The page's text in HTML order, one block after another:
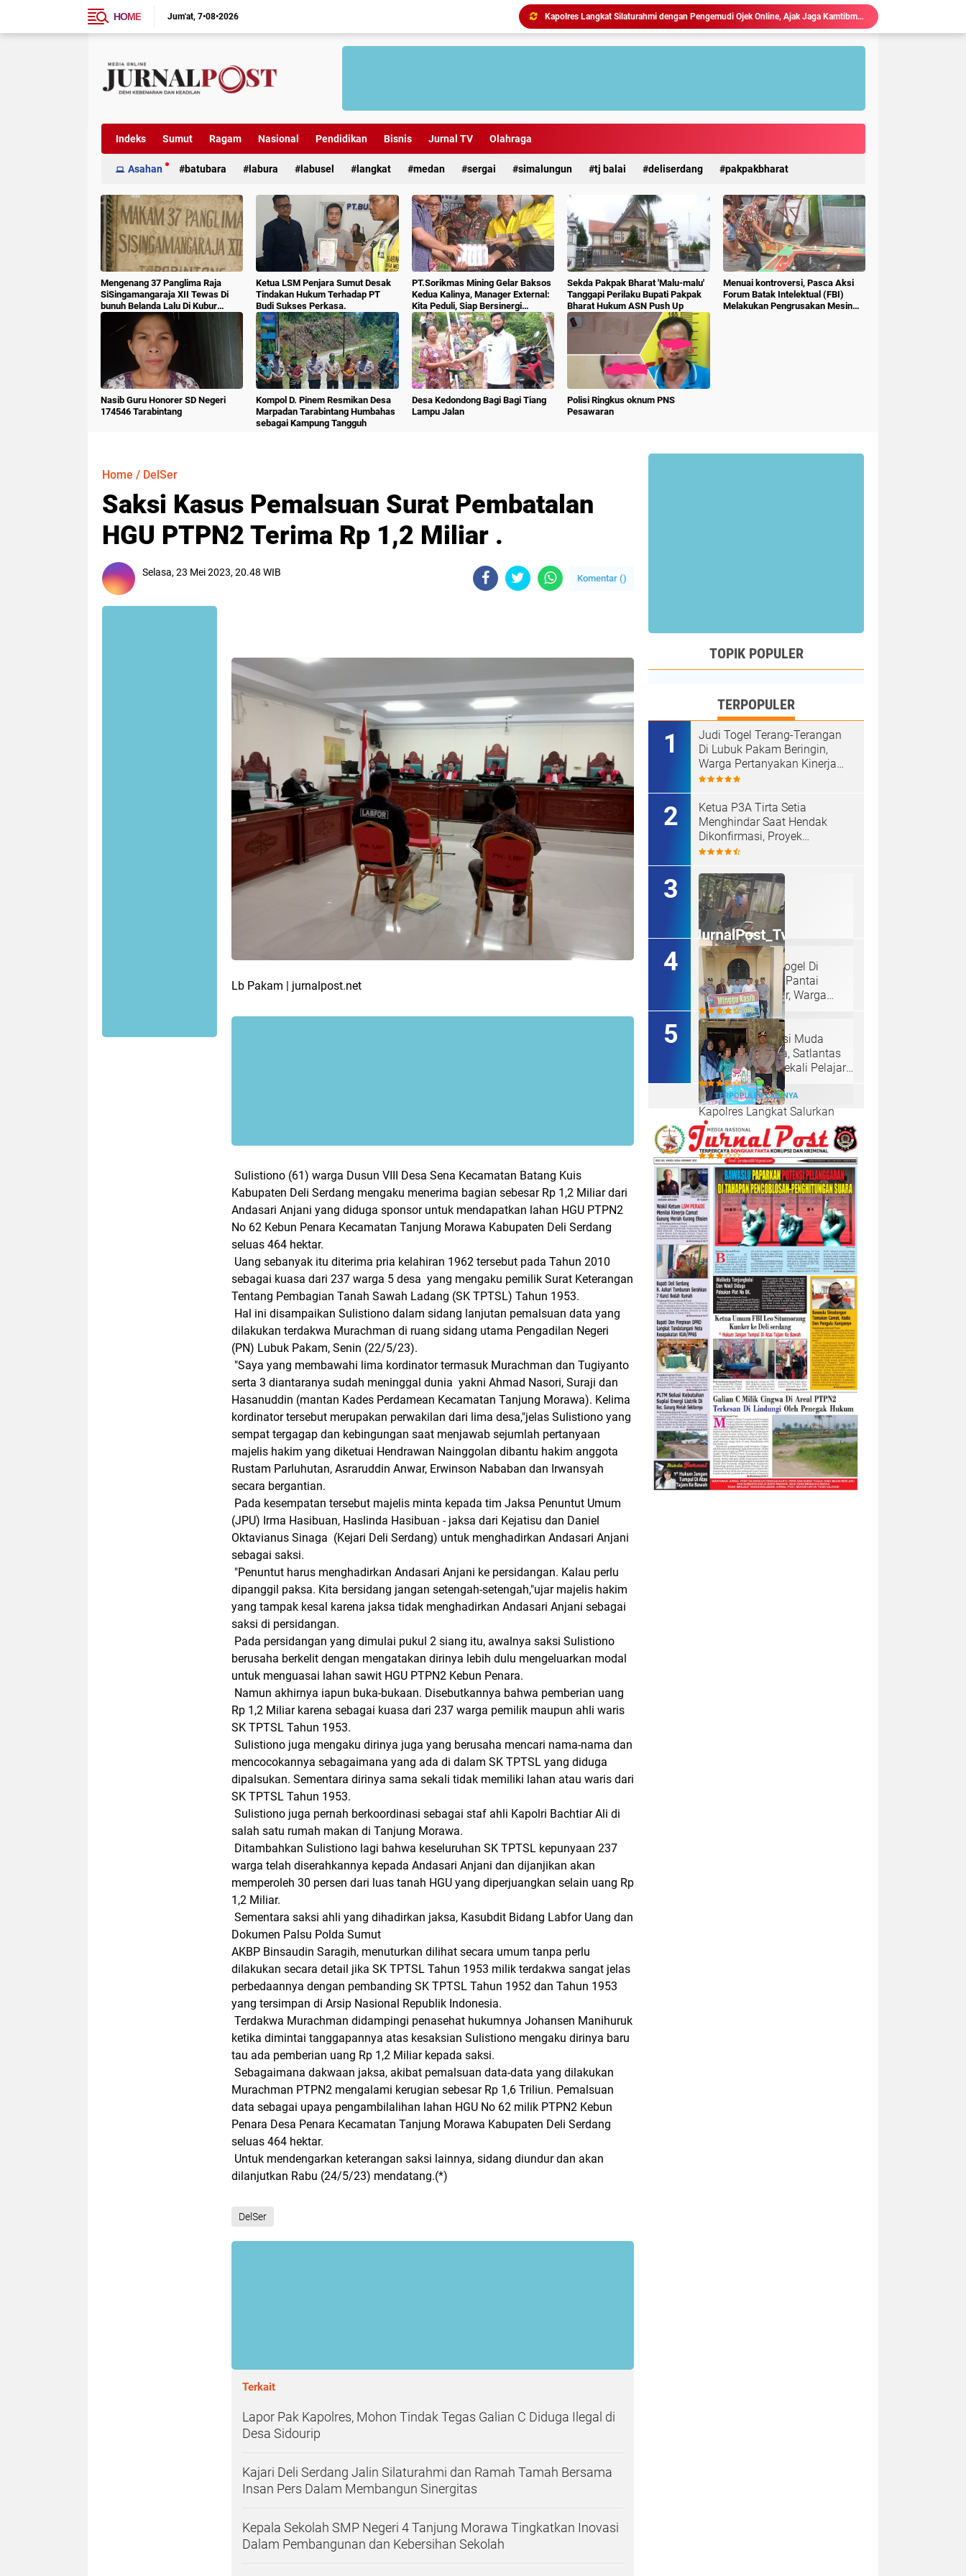
HOME Jum'at 7•08•2026 Kapolres Langkat Silaturahmi dengan Pengemudi Ojek Online, Ajak Jaga Kamtibmas Jelang HUT RI.
Ketua P3A Tirta Setia Menghindar Saat Hendak Dikonfirmasi, Proyek Pembangunan Irigasi Diduga Mark Up
Polsek Kuala Gelar Jumat curhat, Serap Aspirasi dan Perkuat Kedekatan dengan Masyarakat.
Kapolres Langkat Salurkan Bantuan untuk Korban Banjir di Besitang Pastikan Polri Hadir di Tengah Masyarakat.
Indeks Sumut Ragam Nasional Pendidikan Bisnis Jurnal TV Olahraga
Asahan batubara labura labusel langkat medan sergai simalungun tj balai deliserdang pakpakbharat
Mengenang 37 Panglima Raja
SiSingamangaraja XII Tewas Di
bunuh Belanda Lalu Di Kubur
Massal Oleh Masyarakat
Ketua LSM Penjara Sumut Desak
Tindakan Hukum Terhadap PT
Budi Sukses Perkasa.
PT.Sorikmas Mining Gelar Baksos
Kedua Kalinya, Manager External:
Kita Peduli, Siap Bersinergi
Dengan Pemda & Masyarakat.
Sekda Pakpak Bharat 'Malu-malu'
Tanggapi Perilaku Bupati Pakpak
Bharat Hukum ASN Push Up
Menuai kontroversi, Pasca Aksi
Forum Batak Intelektual (FBI)
Melakukan Pengrusakan Mesin
Nasib Guru Honorer SD Negeri
174546 Tarabintang
Kompol D. Pinem Resmikan Desa
Marpadan Tarabintang Humbahas
sebagai Kampung Tangguh
Desa Kedondong Bagi Bagi Tiang
Lampu Jalan
Polisi Ringkus oknum PNS
Pesawaran
Home / DelSer
Saksi Kasus Pemalsuan Surat Pembatalan
HGU PTPN2 Terima Rp 1,2 Miliar .
Selasa, 23 Mei 2023, 20.48 WIB
Komentar ()
Lb Pakam | jurnalpost.net
Sulistiono (61) warga Dusun VIII Desa Sena Kecamatan Batang Kuis
Kabupaten Deli Serdang mengaku menerima bagian sebesar Rp 1,2 Miliar dari
Andasari Anjani yang diduga sponsor untuk mendapatkan lahan HGU PTPN2
No 62 Kebun Penara Kecamatan Tanjung Morawa Kabupaten Deli Serdang
seluas 464 hektar.
Uang sebanyak itu diterima pria kelahiran 1962 tersebut pada Tahun 2010
sebagai kuasa dari 237 warga 5 desa yang mengaku pemilik Surat Keterangan
Tentang Pembagian Tanah Sawah Ladang (SK TPTSL) Tahun 1953.
Hal ini disampaikan Sulistiono dalam sidang lanjutan pemalsuan data yang
dilakukan terdakwa Murachman di ruang sidang utama Pengadilan Negeri
(PN) Lubuk Pakam, Senin (22/5/23).
"Saya yang membawahi lima kordinator termasuk Murachman dan Tugiyanto
serta 3 diantaranya sudah meninggal dunia yakni Ahmad Nasori, Suraji dan
Hasanuddin (mantan Kades Perdamean Kecamatan Tanjung Morawa). Kelima
kordinator tersebut merupakan perwakilan dari lima desa,"jelas Sulistiono yang
sempat tergagap dan kebingungan saat menjawab sejumlah pertanyaan
majelis hakim yang diketuai Hendrawan Nainggolan dibantu hakim anggota
Rustam Parluhutan, Asraruddin Anwar, Erwinson Nababan dan Irwansyah
secara bergantian.
Pada kesempatan tersebut majelis minta kepada tim Jaksa Penuntut Umum
(JPU) Irma Hasibuan, Haslinda Hasibuan - jaksa dari Kejatisu dan Daniel
Oktavianus Sinaga (Kejari Deli Serdang) untuk menghadirkan Andasari Anjani
sebagai saksi.
"Penuntut harus menghadirkan Andasari Anjani ke persidangan. Kalau perlu
dipanggil paksa. Kita bersidang jangan setengah-setengah,"ujar majelis hakim
yang tampak kesal karena jaksa tidak menghadirkan Andasari Anjani sebagai
saksi di persidangan.
Pada persidangan yang dimulai pukul 2 siang itu, awalnya saksi Sulistiono
berusaha berkelit dengan mengatakan dirinya lebih dulu mengeluarkan modal
untuk menguasai lahan sawit HGU PTPN2 Kebun Penara.
Namun akhirnya iapun buka-bukaan. Disebutkannya bahwa pemberian uang
Rp 1,2 Miliar karena sebagai kuasa dari 237 warga pemilik maupun ahli waris
SK TPTSL Tahun 1953.
Sulistiono juga mengaku dirinya juga yang berusaha mencari nama-nama dan
mencocokannya sebagaimana yang ada di dalam SK TPTSL yang diduga
dipalsukan. Sementara dirinya sama sekali tidak memiliki lahan atau waris dari
SK TPTSL Tahun 1953.
Sulistiono juga pernah berkoordinasi sebagai staf ahli Kapolri Bachtiar Ali di
salah satu rumah makan di Tanjung Morawa.
Ditambahkan Sulistiono lagi bahwa keseluruhan SK TPTSL kepunyaan 237
warga telah diserahkannya kepada Andasari Anjani dan dijanjikan akan
memperoleh 30 persen dari luas tanah HGU yang diperjuangkan selain uang Rp
1,2 Miliar.
Sementara saksi ahli yang dihadirkan jaksa, Kasubdit Bidang Labfor Uang dan
Dokumen Palsu Polda Sumut
AKBP Binsaudin Saragih, menuturkan dilihat secara umum tanpa perlu
dilakukan secara detail jika SK TPTSL Tahun 1953 milik terdakwa sangat jelas
perbedaannya dengan pembanding SK TPTSL Tahun 1952 dan Tahun 1953
yang tersimpan di Arsip Nasional Republik Indonesia.
Terdakwa Murachman didampingi penasehat hukumnya Johansen Manihuruk
ketika dimintai tanggapannya atas kesaksian Sulistiono mengaku dirinya baru
tau ada pemberian uang Rp 1,2 Miliar kepada saksi.
Sebagaimana dakwaan jaksa, akibat pemalsuan data-data yang dilakukan
Murachman PTPN2 mengalami kerugian sebesar Rp 1,6 Triliun. Pemalsuan
data sebagai upaya pengambilalihan lahan HGU No 62 milik PTPN2 Kebun
Penara Desa Penara Kecamatan Tanjung Morawa Kabupaten Deli Serdang
seluas 464 hektar.
Untuk mendengarkan keterangan saksi lainnya, sidang diundur dan akan
dilanjutkan Rabu (24/5/23) mendatang.(*)
DelSer
Terkait
Lapor Pak Kapolres, Mohon Tindak Tegas Galian C Diduga Ilegal di
Desa Sidourip
Kajari Deli Serdang Jalin Silaturahmi dan Ramah Tamah Bersama
Insan Pers Dalam Membangun Sinergitas
Kepala Sekolah SMP Negeri 4 Tanjung Morawa Tingkatkan Inovasi
Dalam Pembangunan dan Kebersihan Sekolah
TOPIK POPULER
TERPOPULER
Judi Togel Terang-Terangan
Di Lubuk Pakam Beringin,
Warga Pertanyakan Kinerja
Polresta Deli Serdang
Ketua P3A Tirta Setia
Menghindar Saat Hendak
Dikonfirmasi, Proyek
Pembangunan Irigasi Diduga
Maraknya Judi Togel Di
Perbaungan dan Pantai
Cermin Menjamur, Warga
Desak Kapolres Serge
Tangkap Judi Togel
Ciptakan Generasi Muda
Tertib Berkendara, Satlantas
Polres Langkat Bekali Pelajar
SMP.
Kapolres Langkat Salurkan
Bantuan dan Trauma Healing
bagi Korban Pencabulan di
Secanggang.
TERPOPULER LAINNYA